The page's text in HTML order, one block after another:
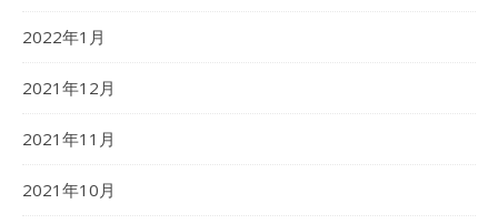
2022年1月
2021年12月
2021年11月
2021年10月